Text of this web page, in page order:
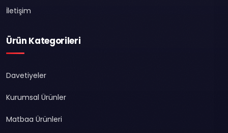
İletişim
Ürün Kategorileri
Davetiyeler
Kurumsal Ürünler
Matbaa Ürünleri